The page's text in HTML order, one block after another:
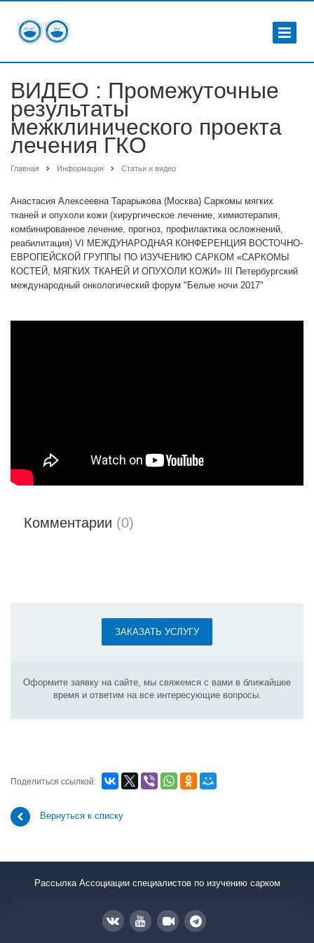
ВИДЕО : Промежуточные
результаты
межклинического проекта
лечения ГКО
Главная Информация Статьи и видео
Анастасия Алексеевна Тарарыкова (Москва) Cаркомы мягких
тканей и опухоли кожи (хирургическое лечение, химиотерапия,
комбинированное лечение, прогноз, профилактика осложнений,
реабилитация) VI МЕЖДУНАРОДНАЯ КОНФЕРЕНЦИЯ ВОСТОЧНО-
ЕВРОПЕЙСКОЙ ГРУППЫ ПО ИЗУЧЕНИЮ САРКОМ «САРКОМЫ
КОСТЕЙ, МЯГКИХ ТКАНЕЙ И ОПУХОЛИ КОЖИ» III Петербургский
международный онкологический форум "Белые ночи 2017"
Комментарии (0)
ЗАКАЗАТЬ УСЛУГУ
Оформите заявку на сайте, мы свяжемся с вами в ближайшее
время и ответим на все интересующие вопросы.
Поделиться ссылкой:
Вернуться к списку
Рассылка Ассоциации специалистов по изучению сарком